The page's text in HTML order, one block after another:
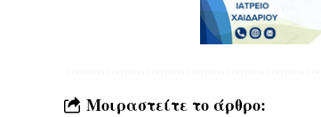
Μοιραστείτε το άρθρο: